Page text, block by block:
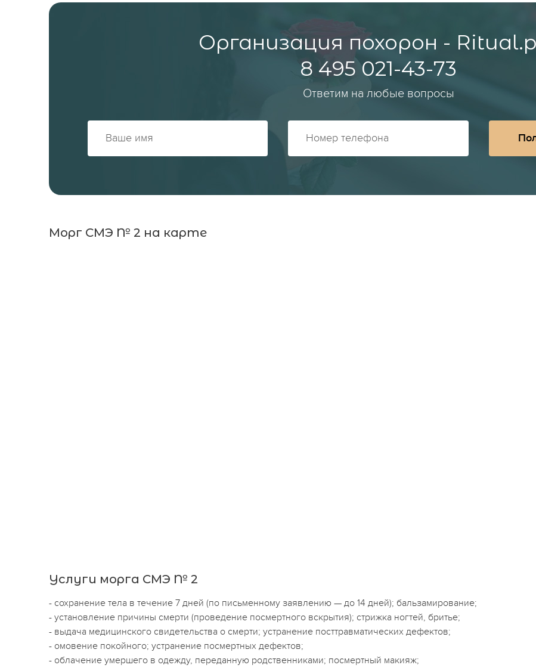
Организация похорон -
8 495 021-43-73
Ответим на любые вопросы
Морг СМЭ № 2 на карте
Услуги морга СМЭ № 2
- сохранение тела в течение 7 дней (по письменному заявлению — до 14 дней); бальзамирование;
- установление причины смерти (проведение посмертного вскрытия); стрижка ногтей, бритье;
- выдача медицинского свидетельства о смерти; устранение посттравматических дефектов;
- омовение покойного; устранение посмертных дефектов;
- облачение умершего в одежду, переданную родственниками; посмертный макияж;